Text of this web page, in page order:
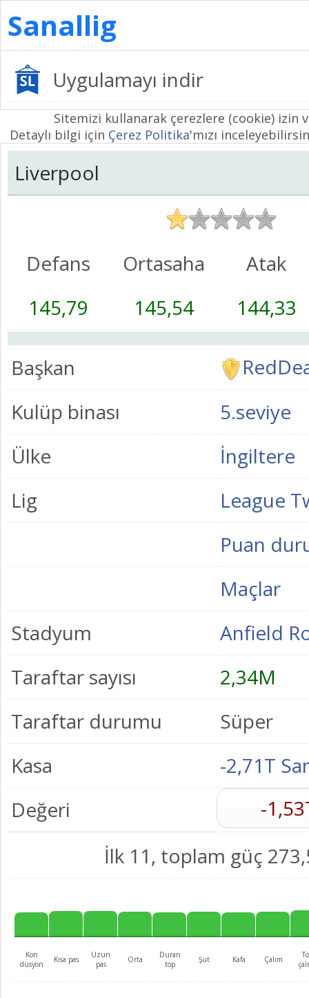
Sanallig
Uygulamayı indir
Sitemizi kullanarak çerezlere (cookie) izin
Detaylı bilgi için Çerez Politika'mızı
Liverpool
Defans Ortasaha
Atak
145,79
145,54 144,33
Başkan
Kulüp binası
5.seviye
Ülke
İngiltere
Lig
League
Puan
Maçlar
Stadyum
Anfield
Taraftar sayısı
2,34M
Taraftar durumu
Süper
Kasa
-2,71T
Değeri
-
İlk 11, toplam güç
Kon
düsyon
Kısa pas
Uzun
pas
Orta
Duran
top
Şut Kafa Çalım